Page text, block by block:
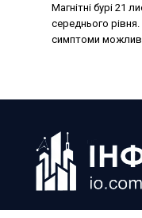
Магнітні бурі 21
середнього
симптоми